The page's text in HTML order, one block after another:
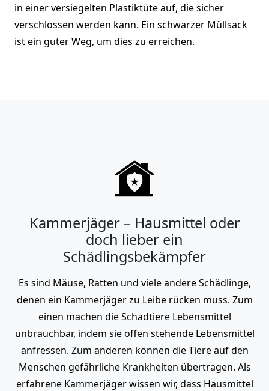
in einer versiegelten Plastiktüte auf, die sicher
verschlossen werden kann. Ein schwarzer Müllsack
ist ein guter Weg, um dies zu erreichen.
Kammerjäger – Hausmittel oder
doch lieber ein
Schädlingsbekämpfer
Es sind Mäuse, Ratten und viele andere Schädlinge,
denen ein Kammerjäger zu Leibe rücken muss. Zum
einen machen die Schadtiere Lebensmittel
unbrauchbar, indem sie offen stehende Lebensmittel
anfressen. Zum anderen können die Tiere auf den
Menschen gefährliche Krankheiten übertragen. Als
erfahrene Kammerjäger wissen wir, dass Hausmittel